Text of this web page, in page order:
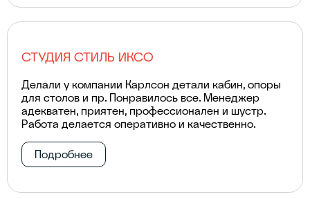
СТУДИЯ СТИЛЬ ИКСО
Делали у компании Карлсон детали кабин, опоры
для столов и пр. Понравилось все. Менеджер
адекватен, приятен, профессионален и шустр.
Работа делается оперативно и качественно.
Подробнее